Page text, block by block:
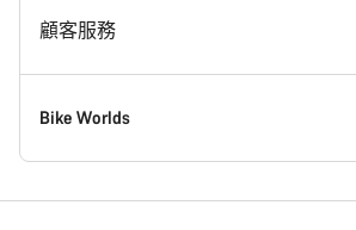
Canyon 新聞室
條款 & 細則
法律聲明
Tips & Advice
Canyon Home 科布倫茲
會員福利
尋找夢想中的 Canyon
現貨自行車
尋找專屬的 Canyon 尺寸
顧客服務
支援中心
服務據點
Bike Worlds
公路